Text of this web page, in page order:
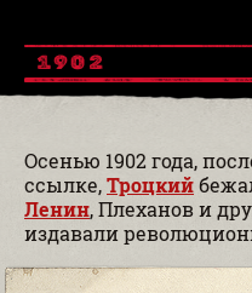
Осенью 1902 года,
ссылке,Троцкий
Ленин, Плеханов и
издавали